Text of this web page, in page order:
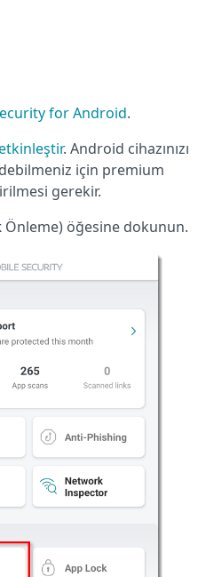
for Android.
. Android cihazınızı
için premium
gerekir.
Önleme) öğesine dokunun.